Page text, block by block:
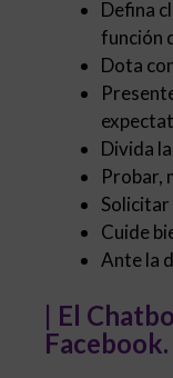
Defina
función
Dota
Divida
Probar,
Solicitar
Cuide
Ante la
| El
Facebook.